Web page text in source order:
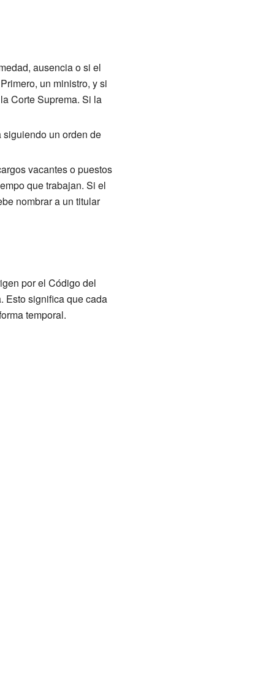
ausencia o si el
un ministro, y si
Corte Suprema. Si la
un orden de
vacantes o puestos
que trabajan. Si el
nombrar a un titular
por el Código del
Esto significa que cada
temporal.